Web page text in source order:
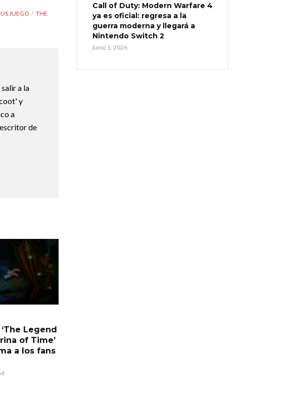
JUEGO
THE
a la
y
a
de
Legend
of Time’
a los fans
Call of Duty: Modern Warfare 4
ya es oficial: regresa a la
guerra moderna y llegará a
Nintendo Switch 2
junio 1, 2026